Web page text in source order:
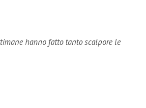
hanno fatto tanto scalpore le